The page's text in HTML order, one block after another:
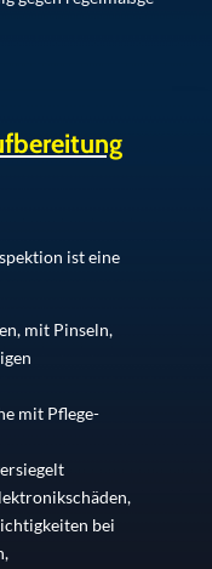
ist eine
mit Pinseln,
mit Pflege-
bei